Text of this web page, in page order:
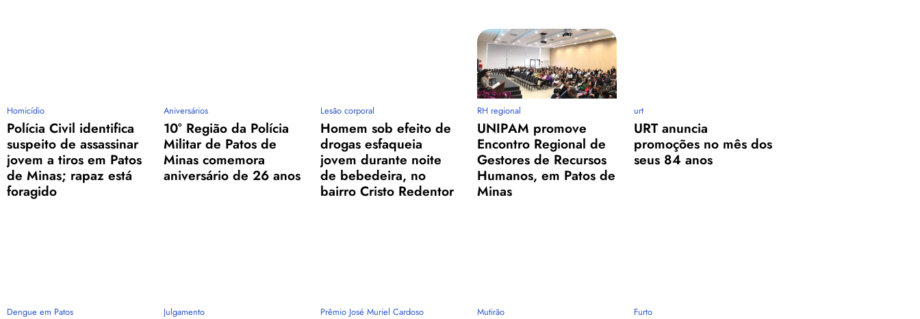
Homicídio
Polícia Civil identifica
suspeito de assassinar
jovem a tiros em Patos
de Minas; rapaz está
foragido
Aniversários
10° Região da Polícia
Militar de Patos de
Minas comemora
aniversário de 26 anos
Lesão corporal
Homem sob efeito de
drogas esfaqueia
jovem durante noite
de bebedeira, no
bairro Cristo Redentor
RH regional
UNIPAM promove
Encontro Regional de
Gestores de Recursos
Humanos, em Patos de
Minas
urt
URT anuncia
promoções no mês dos
seus 84 anos
Dengue em Patos Julgamento Prêmio José Muriel Cardoso Mutirão Furto